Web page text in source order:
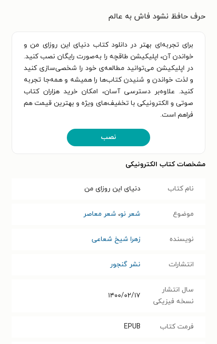
حرف حافظ نشود فاش به عالم
برای تجربه‌ای بهتر در دانلود کتاب دنیای این روزای من و
خواندن آن، اپلیکیشن طاقچه را به‌صورت رایگان نصب کنید.
در اپلیکیشن می‌توانید مطالعه‌ی خود را شخصی‌سازی کنید
و لذت خواندن و شنیدن کتاب‌ها را همیشه و همه‌جا تجربه
کنید. علاوه‌بر دسترسی آسان، امکان خرید هزاران کتاب
صوتی و الکترونیکی با تخفیف‌های ویژه و بهترین قیمت هم
فراهم است.
نصب
مشخصات کتاب الکترونیکی
نام کتاب دنیای این روزای من
موضوع شعر نو، شعر معاصر
نویسنده زهرا شیخ شعاعی
انتشارات نشر گنجور
سال انتشار
نسخه فیزیکی
۱۴۰۰/۰۲/۱۷
فرمت کتاب EPUB